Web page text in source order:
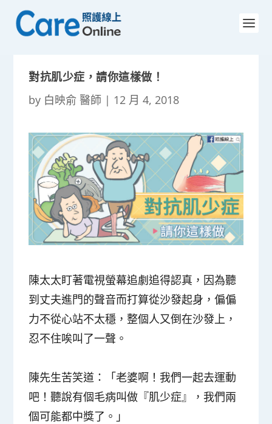
對抗肌少症，請你這樣做！
by 白映俞 醫師 | 12 月 4, 2018
陳太太盯著電視螢幕追劇追得認真，因為聽
到丈夫進門的聲音而打算從沙發起身，偏偏
力不從心站不太穩，整個人又倒在沙發上，
忍不住唉叫了一聲。
陳先生苦笑道：「老婆啊！我們一起去運動
吧！聽說有個毛病叫做『肌少症』，我們兩
個可能都中獎了。」